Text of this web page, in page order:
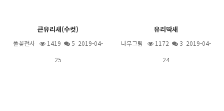
큰유리새(수컷)
풀꽃천사 1419 5 2019-04-
25
유리딱새
나무그림 1172 3 2019-04-
24